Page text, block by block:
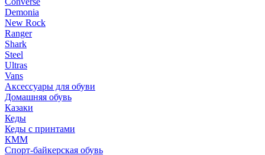
Demonia
New Rock
Ranger
Shark
Steel
Ultras
Vans
Аксессуары для обуви
Домашняя обувь
Казаки
Кеды
Кеды с принтами
КММ
Спорт-байкерская обувь